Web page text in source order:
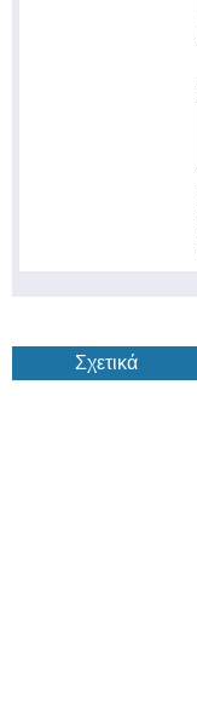
Σχετικά